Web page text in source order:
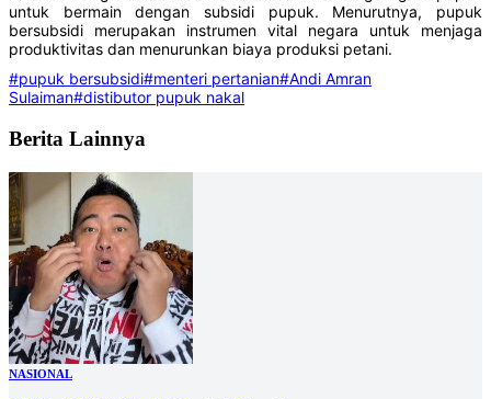
untuk bermain dengan subsidi pupuk. Menurutnya, pupuk
bersubsidi merupakan instrumen vital negara untuk menjaga
produktivitas dan menurunkan biaya produksi petani.
#pupuk bersubsidi#menteri pertanian#Andi Amran
Sulaiman#distibutor pupuk nakal
Berita Lainnya
NASIONAL